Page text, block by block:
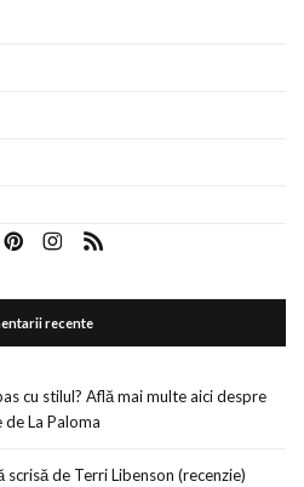
recente
cu stilul? Află mai multe aici despre
La Paloma
scrisă de Terri Libenson (recenzie)